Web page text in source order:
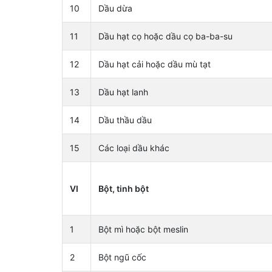
10 Dầu dừa
11 Dầu hạt cọ hoặc dầu cọ ba-ba-su
12 Dầu hạt cải hoặc dầu mù tạt
13 Dầu hạt lanh
14 Dầu thầu dầu
15 Các loại dầu khác
VI Bột, tinh bột
1 Bột mì hoặc bột meslin
2 Bột ngũ cốc